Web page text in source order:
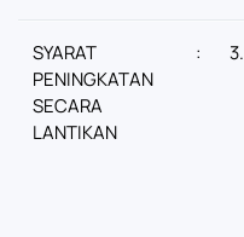
SYARAT
PENINGKATAN
SECARA
LANTIKAN
: 3.